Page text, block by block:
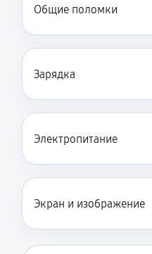
Замена платы
680 руб
Общие поломки
Зарядка
Электропитание
Экран и изображение